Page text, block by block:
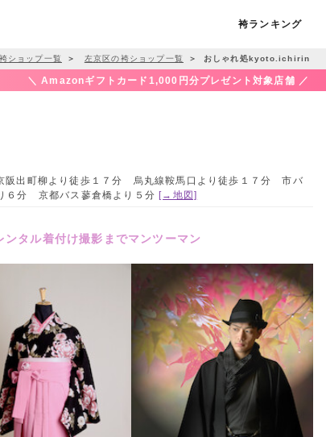
袴ランキング
ショップ一覧 ＞ 左京区の袴ショップ一覧 ＞ おしゃれ処kyoto.ichirin
＼ Amazonギフトカード1,000円分プレゼント対象店舗 ／
阪出町柳より徒歩１７分 烏丸線鞍馬口より徒歩１７分 市バ
６分 京都バス蓼倉橋より５分 [→地図]
タル着付け撮影までマンツーマン